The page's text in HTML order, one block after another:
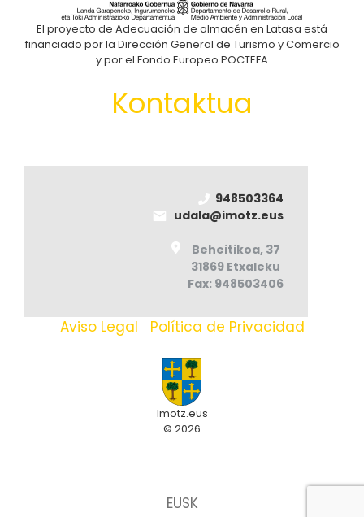
El proyecto de Adecuación de almacén en Latasa está
financiado por la Dirección General de Turismo y Comercio
y por el Fondo Europeo POCTEFA
Kontaktua
948503364
udala@imotz.eus
Beheitikoa, 37
31869 Etxaleku
Fax: 948503406
Aviso Legal Política de Privacidad
Imotz.eus
© 2026
EUSK